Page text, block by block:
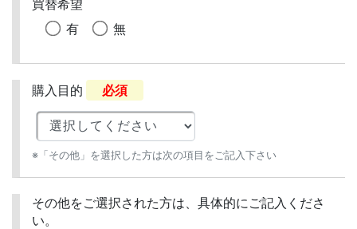
買替希望
有
無
購入目的 必須
※「その他」を選択した方は次の項目をご記入下さい
その他をご選択された方は、具体的にご記入くださ
い。